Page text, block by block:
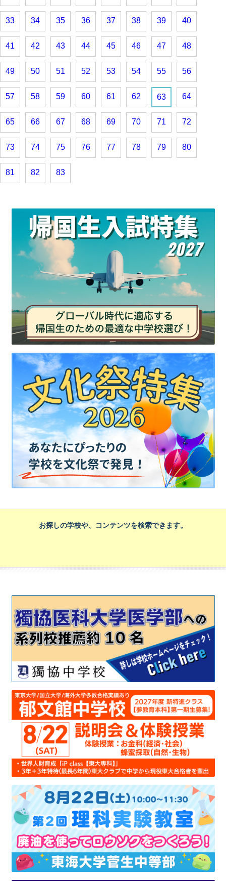
33 34 35 36 37 38 39 40
41 42 43 44 45 46 47 48
49 50 51 52 53 54 55 56
57 58 59 60 61 62 63 64
65 66 67 68 69 70 71 72
73 74 75 76 77 78 79 80
81 82 83
お探しの学校や、コンテンツを検索できます。